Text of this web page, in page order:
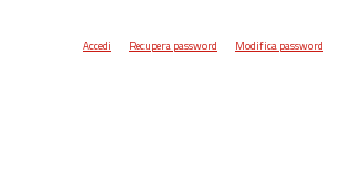
Accedi Recupera password Modifica password